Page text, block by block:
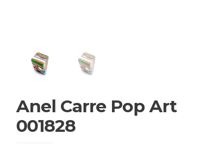
Anel Carre Pop Art
001828